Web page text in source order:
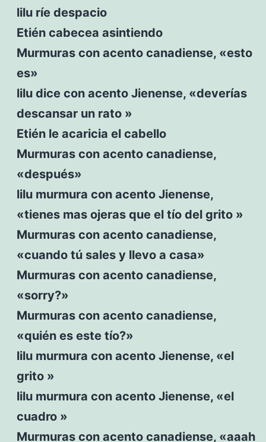
lilu ríe despacio
Etién cabecea asintiendo
Murmuras con acento canadiense, «esto
es»
lilu dice con acento Jienense, «deverías
descansar un rato »
Etién le acaricia el cabello
Murmuras con acento canadiense,
«después»
lilu murmura con acento Jienense,
«tienes mas ojeras que el tío del grito »
Murmuras con acento canadiense,
«cuando tú sales y llevo a casa»
Murmuras con acento canadiense,
«sorry?»
Murmuras con acento canadiense,
«quién es este tío?»
lilu murmura con acento Jienense, «el
grito »
lilu murmura con acento Jienense, «el
cuadro »
Murmuras con acento canadiense, «aaah